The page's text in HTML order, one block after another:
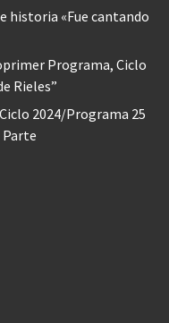
historia «Fue cantando
Programa, Ciclo
Rieles”
2024/Programa 25
Parte